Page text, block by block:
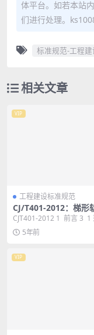
体平台。如若本站
们进行处理。
标准规范-工程
相关文章
VIP
工程建设标准规范
CJ/T401-2012：梯形
条件
CJT401-2012 1 前言 3 1
规范性引用文件 4...
5年前
VIP